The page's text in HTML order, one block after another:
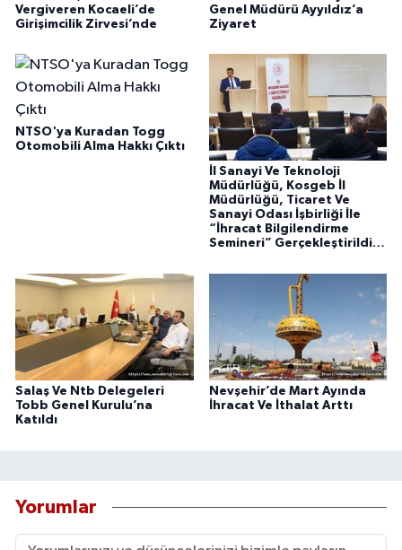
Vergiveren Kocaeli’de
Girişimcilik Zirvesi’nde
Genel Müdürü Ayyıldız’a
Ziyaret
NTSO'ya Kuradan Togg
Otomobili Alma Hakkı Çıktı
İl Sanayi Ve Teknoloji
Müdürlüğü, Kosgeb İl
Müdürlüğü, Ticaret Ve
Sanayi Odası İşbirliği İle
“İhracat Bilgilendirme
Semineri” Gerçekleştirildi…
Salaş Ve Ntb Delegeleri
Tobb Genel Kurulu’na
Katıldı
Nevşehir’de Mart Ayında
İhracat Ve İthalat Arttı
Yorumlar